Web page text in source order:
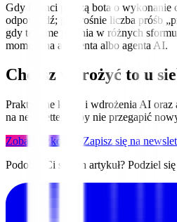
Gdy klienci proszą bota o wykonanie
odpowiedź; gdy rośnie liczba próśb
gdy te same pytania w różnych
moment na asystenta albo agenta AI.
Chcesz wdrożyć to u
Praktyczne kursy i wdrożenia AI oraz
na newsletter, żeby nie przegapić
Zobacz szkolenia Zapisz się na
Podobał Ci się ten artykuł? Podziel